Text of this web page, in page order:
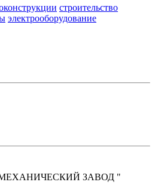
строительство
электрооборудование
ЗАВОД "